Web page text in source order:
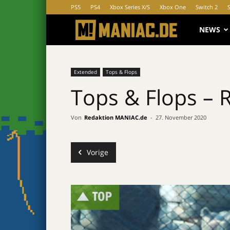
PS5 PS4 Xbox Series X/S Xbox One Switch 2
MANIAC.de
NEWS
Extended Tops & Flops
Tops & Flops –
Von Redaktion MANIAC.de - 27. November 2020
Vorige